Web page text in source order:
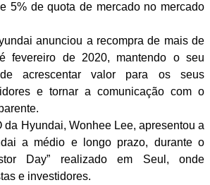
5% de quota de mercado no mercado
anunciou a recompra de mais de
fevereiro de 2020, mantendo o seu
acrescentar valor para os seus
e tornar a comunicação com o
da Hyundai, Wonhee Lee, apresentou a
a médio e longo prazo, durante o
Day” realizado em Seul, onde
e investidores.